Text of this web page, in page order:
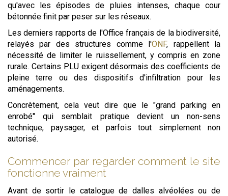
qu'avec les épisodes de pluies intenses, chaque cour
bétonnée finit par peser sur les réseaux.
Les derniers rapports de l'Office français de la biodiversité,
relayés par des structures comme l'ONF, rappellent la
nécessité de limiter le ruissellement, y compris en zone
rurale. Certains PLU exigent désormais des coefficients de
pleine terre ou des dispositifs d'infiltration pour les
aménagements.
Concrètement, cela veut dire que le "grand parking en
enrobé" qui semblait pratique devient un non-sens
technique, paysager, et parfois tout simplement non
autorisé.
Commencer par regarder comment le site
fonctionne vraiment
Avant de sortir le catalogue de dalles alvéolées ou de